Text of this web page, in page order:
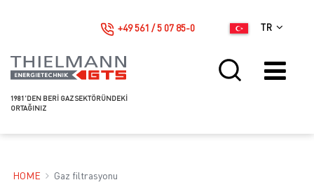
1981'DEN BERI GAZ SEKTÖRÜNDEKI
ORTAĞINIZ
TR
+49 561 / 5 07 85-0
HOME Gaz filtrasyonu